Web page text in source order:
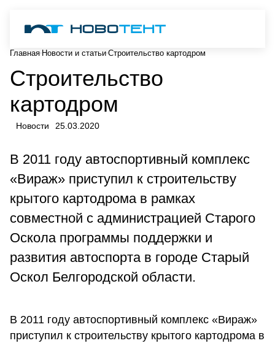
Главная Новости и статьи Строительство картодром
Строительство
картодром
Новости 25.03.2020
В 2011 году автоспортивный комплекс
«Вираж» приступил к строительству
крытого картодрома в рамках
совместной с администрацией Старого
Оскола программы поддержки и
развития автоспорта в городе Старый
Оскол Белгородской области.
В 2011 году автоспортивный комплекс «Вираж»
приступил к строительству крытого картодрома в